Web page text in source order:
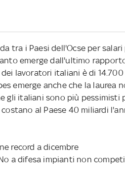
tra i Paesi dell'Ocse per
emerge dall'ultimo
lavoratori italiani è di 14.700
emerge anche che la laurea
gli italiani sono più pessimisti
al Paese 40 miliardi
record a dicembre
a difesa impianti non